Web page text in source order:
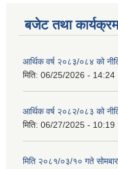
बजेट तथा कार्यक्रम
आर्थिक वर्ष २०८३/०८४ को
मिति: 06/25/2026 - 14:24
आर्थिक वर्ष २०८२/०८३ को
मिति: 06/27/2025 - 10:19
मिति २०८१/०३/१० गते